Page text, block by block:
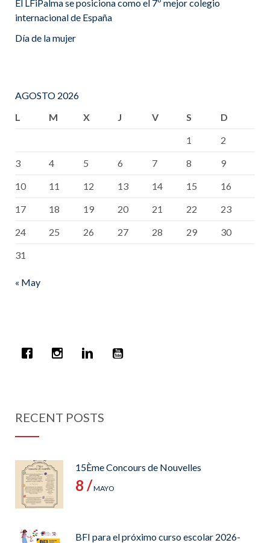
El LFiPalma se posiciona como el 7º mejor colegio
internacional de España
Día de la mujer
AGOSTO 2026
L
M X J V S
D
1
2
3
4 5 6 7 8
9
10
11 12 13 14 15
16
17
18 19 20 21 22
23
24
25 26 27 28 29
30
31
« May
RECENT POSTS
15Ème Concours de Nouvelles
8 /MAYO
BFI para el próximo curso escolar 2026-